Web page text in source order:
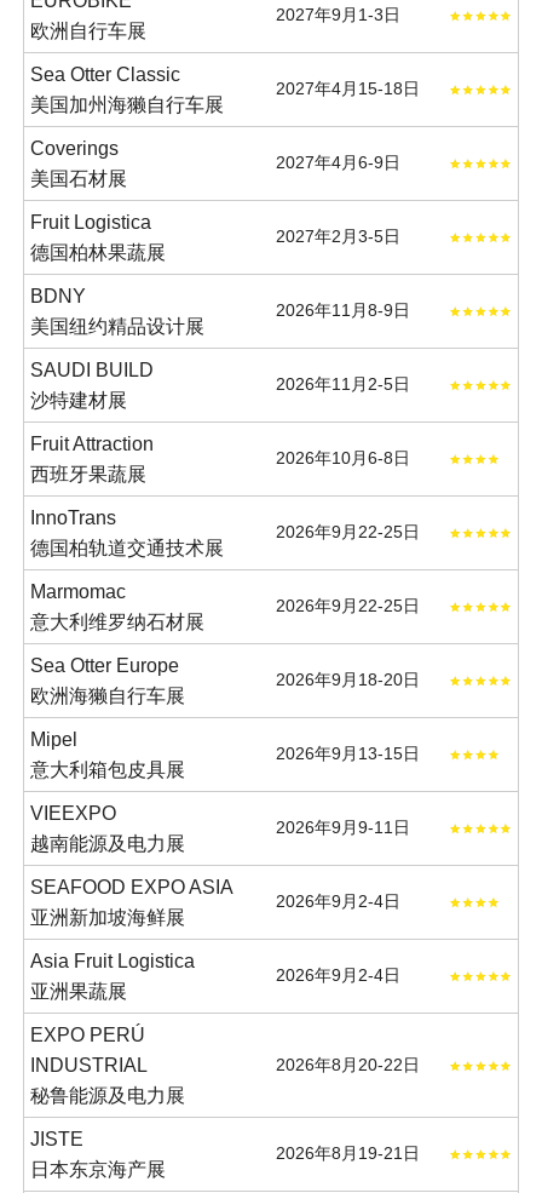
欧洲自行车展
2027年9月1-3日
Sea Otter Classic
美国加州海獭自行车展
2027年4月15-18日
Coverings
美国石材展
2027年4月6-9日
Fruit Logistica
德国柏林果蔬展
2027年2月3-5日
BDNY
美国纽约精品设计展
2026年11月8-9日
SAUDI BUILD
沙特建材展
2026年11月2-5日
Fruit Attraction
西班牙果蔬展
2026年10月6-8日
InnoTrans
德国柏轨道交通技术展
2026年9月22-25日
Marmomac
意大利维罗纳石材展
2026年9月22-25日
Sea Otter Europe
欧洲海獭自行车展
2026年9月18-20日
Mipel
意大利箱包皮具展
2026年9月13-15日
VIEEXPO
越南能源及电力展
2026年9月9-11日
SEAFOOD EXPO ASIA
亚洲新加坡海鲜展
2026年9月2-4日
Asia Fruit Logistica
亚洲果蔬展
2026年9月2-4日
EXPO PERÚ
INDUSTRIAL
秘鲁能源及电力展
2026年8月20-22日
JISTE
日本东京海产展
2026年8月19-21日